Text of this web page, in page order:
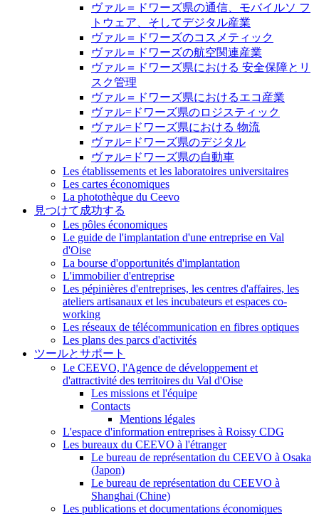
ヴァル＝ドワーズ県の通信、モバイルソ フ
トウェア、そしてデジタル産業
ヴァル＝ドワーズのコスメティック
ヴァル＝ドワーズの航空関連産業
ヴァル＝ドワーズ県における 安全保障とリ
スク管理
ヴァル＝ドワーズ県におけるエコ産業
ヴァル=ドワーズ県のロジスティック
ヴァル=ドワーズ県における 物流
ヴァル=ドワーズ県のデジタル
ヴァル=ドワーズ県の自動車
Les établissements et les laboratoires universitaires
Les cartes économiques
La photothèque du Ceevo
見つけて成功する
Les pôles économiques
Le guide de l'implantation d'une entreprise en Val
d'Oise
La bourse d'opportunités d'implantation
L'immobilier d'entreprise
Les pépinières d'entreprises, les centres d'affaires, les
ateliers artisanaux et les incubateurs et espaces co-
working
Les réseaux de télécommunication en fibres optiques
Les plans des parcs d'activités
ツールとサポート
Le CEEVO, l'Agence de développement et
d'attractivité des territoires du Val d'Oise
Les missions et l'équipe
Contacts
Mentions légales
L'espace d'information entreprises à Roissy CDG
Les bureaux du CEEVO à l'étranger
Le bureau de représentation du CEEVO à Osaka
(Japon)
Le bureau de représentation du CEEVO à
Shanghai (Chine)
Les publications et documentations économiques